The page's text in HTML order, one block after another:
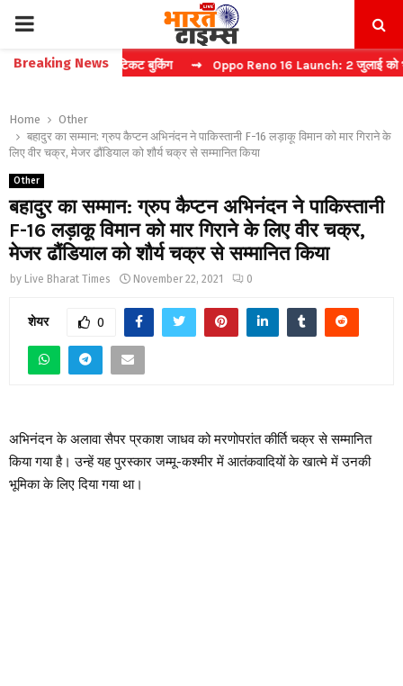
PRIMARY
MENU
Breaking News
करें फास्ट टिकट बुकिंग ⇝ Oppo Reno 16 Launch: 2 जुलाई को भारत में
Home
Other
बहादुर का सम्मान: ग्रुप कैप्टन अभिनंदन ने पाकिस्तानी F-16 लड़ाकू विमान को मार गिराने के
लिए वीर चक्र, मेजर ढौंडियाल को शौर्य चक्र से सम्मानित किया
Other
बहादुर का सम्मान: ग्रुप कैप्टन अभिनंदन ने पाकिस्तानी
F-16 लड़ाकू विमान को मार गिराने के लिए वीर चक्र,
मेजर ढौंडियाल को शौर्य चक्र से सम्मानित किया
by Live Bharat Times November 22, 2021 0
शेयर 0
अभिनंदन के अलावा सैपर प्रकाश जाधव को मरणोपरांत कीर्ति चक्र से सम्मानित
किया गया है। उन्हें यह पुरस्कार जम्मू-कश्मीर में आतंकवादियों के खात्मे में उनकी
भूमिका के लिए दिया गया था।